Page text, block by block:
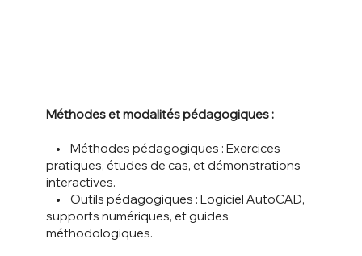
Méthodes et modalités pédagogiques :
• Méthodes pédagogiques : Exercices
pratiques, études de cas, et démonstrations
interactives.
• Outils pédagogiques : Logiciel AutoCAD,
supports numériques, et guides
méthodologiques.